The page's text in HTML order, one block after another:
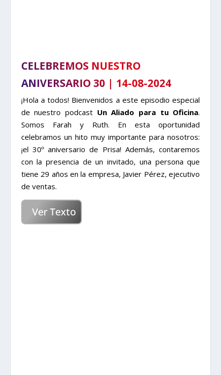
CELEBREMOS NUESTRO
ANIVERSARIO 30 | 14-08-2024
¡Hola a todos! Bienvenidos a este episodio especial
de nuestro podcast Un Aliado para tu Oficina.
Somos Farah y Ruth. En esta oportunidad
celebramos un hito muy importante para nosotros:
¡el 30º aniversario de Prisa! Además, contaremos
con la presencia de un invitado, una persona que
tiene 29 años en la empresa, Javier Pérez, ejecutivo
de ventas.
Ver Texto